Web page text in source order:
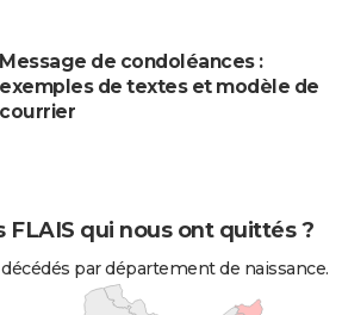
Message de condoléances :
exemples de textes et modèle de
courrier
FLAIS qui nous ont quittés ?
par département de naissance.